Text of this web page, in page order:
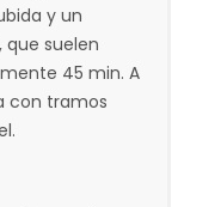
y un
suelen
45 min. A
con tramos